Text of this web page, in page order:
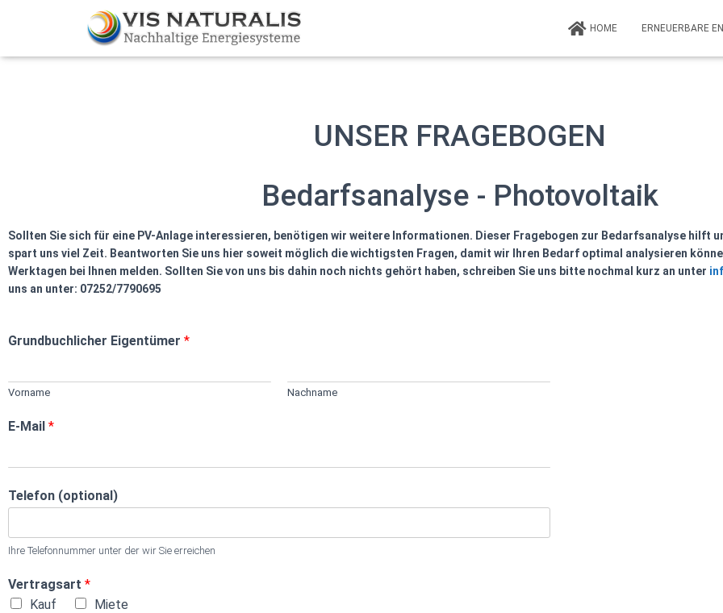
HOME ERNEUERBARE
UNSER FRAGEBOGEN
Bedarfsanalyse - Photovoltaik
Sollten Sie sich für eine PV-Anlage interessieren, benötigen wir weitere Informationen. Dieser Fragebogen zur Bedarfsanalyse hilft
spart uns viel Zeit. Beantworten Sie uns hier soweit möglich die wichtigsten Fragen, damit wir Ihren Bedarf optimal analysieren
Werktagen bei Ihnen melden. Sollten Sie von uns bis dahin noch nichts gehört haben, schreiben Sie uns bitte nochmal kurz an unter
uns an unter: 07252/7790695
Grundbuchlicher Eigentümer *
Vorname Nachname
E-Mail *
Telefon (optional)
Ihre Telefonnummer unter der wir Sie erreichen
Vertragsart *
Kauf
Miete